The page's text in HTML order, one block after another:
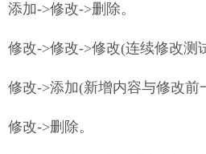
添加->修改->删除。
修改->修改->修改(连续修改测
修改->添加(新增内容与修改前
修改->删除。